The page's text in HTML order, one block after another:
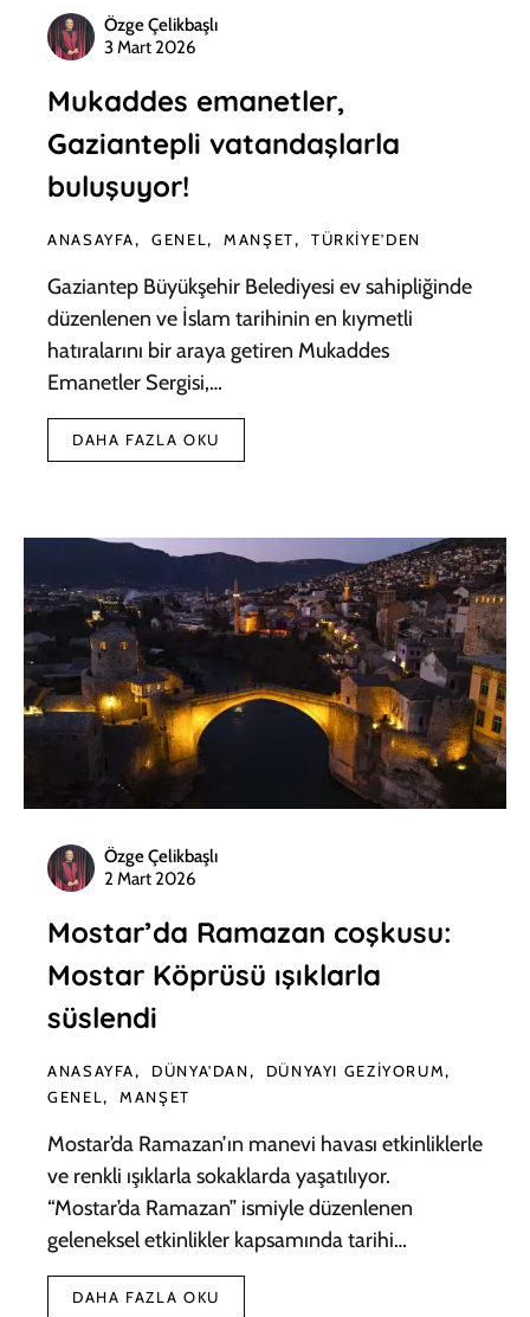
Özge Çelikbaşlı
3 Mart 2026
Mukaddes emanetler,
Gaziantepli vatandaşlarla
buluşuyor!
ANASAYFA GENEL MANŞET TÜRKIYE'DEN
Gaziantep Büyükşehir Belediyesi ev sahipliğinde
düzenlenen ve İslam tarihinin en kıymetli
hatıralarını bir araya getiren Mukaddes
Emanetler Sergisi,…
DAHA FAZLA OKU
Özge Çelikbaşlı
2 Mart 2026
Mostar’da Ramazan coşkusu:
Mostar Köprüsü ışıklarla
süslendi
ANASAYFA DÜNYA'DAN
DÜNYAYI GEZIYORUM
GENEL
MANŞET
Mostar’da Ramazan’ın manevi havası etkinliklerle
ve renkli ışıklarla sokaklarda yaşatılıyor.
“Mostar’da Ramazan” ismiyle düzenlenen
geleneksel etkinlikler kapsamında tarihi…
DAHA FAZLA OKU